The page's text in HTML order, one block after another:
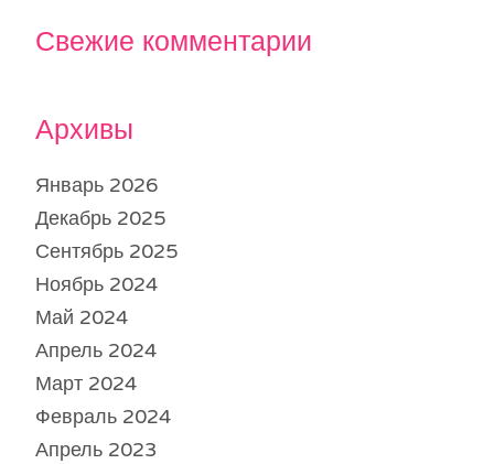
Свежие комментарии
Архивы
Январь 2026
Декабрь 2025
Сентябрь 2025
Ноябрь 2024
Май 2024
Апрель 2024
Март 2024
Февраль 2024
Апрель 2023